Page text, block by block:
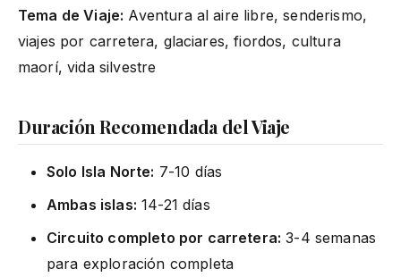
Tema de Viaje: Aventura al aire libre, senderismo,
viajes por carretera, glaciares, fiordos, cultura
maorí, vida silvestre
Duración Recomendada del Viaje
Solo Isla Norte: 7-10 días
Ambas islas: 14-21 días
Circuito completo por carretera: 3-4 semanas
para exploración completa